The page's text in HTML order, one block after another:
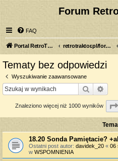
Forum
FAQ
Portal RetroTRAKTOR.pl retrotraktor.pl/forum
Tematy bez odpowiedzi
Wyszukiwanie zaawansowane
Szukaj
Znaleziono więcej niż 1000 wyników
18.20 Sonda Pamiętacie?
Ostatni post autor: davidek_20 « 06
w WSPOMNIENIA